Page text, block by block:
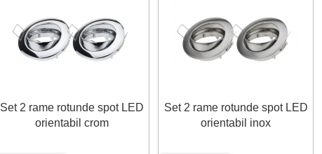
Set 2 rame rotunde spot LED
orientabil crom
Set 2 rame rotunde spot LED
orientabil inox